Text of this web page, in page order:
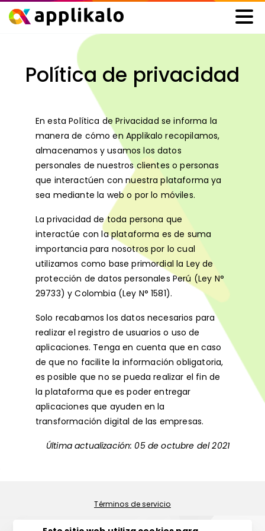
Política de privacidad
En esta Política de Privacidad se informa la
manera de cómo en Applikalo recopilamos,
almacenamos y usamos los datos
personales de nuestros clientes o personas
que interactúen con nuestra plataforma ya
sea mediante la web o por lo móviles.
La privacidad de toda persona que
interactúe con la plataforma es de suma
importancia para nosotros por lo cual
utilizamos como base primordial la Ley de
protección de datos personales Perú (Ley N°
29733) y Colombia (Ley N° 1581).
Solo recabamos los datos necesarios para
realizar el registro de usuarios o uso de
aplicaciones. Tenga en cuenta que en caso
de que no facilite la información obligatoria,
es posible que no se pueda realizar el fin de
la plataforma que es poder entregar
aplicaciones que ayuden en la
transformación digital de las empresas.
Última actualización: 05 de octubre del 2021
Términos de servicio